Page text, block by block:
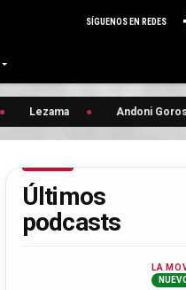
SÍGUENOS EN REDES
Lezama Andoni
Últimos
podcasts
LA